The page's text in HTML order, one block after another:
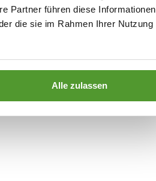
Partner führen diese Informationen
die sie im Rahmen Ihrer Nutzung
Alle zulassen